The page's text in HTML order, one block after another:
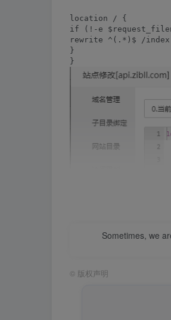
location / {
if (!-e
rewrite ^(.*)$ /
}
}
Sometimes, we
© 版权声明